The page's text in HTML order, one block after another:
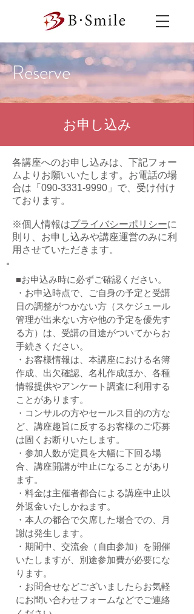
Reserve
お申し込み
各講座へのお申し込みは、下記フォー
ムよりお願いいたします。お電話の場
合は「090-3331-9990」で、受け付け
ております。
​※個人情報はプライバシーポリシーに
則り、お申し込みや講座運営のみに利
用させていただきます。
■お申込み時に必ずご確認ください。
・お申込時点で、ご自身の予定と受講
日の調整がつかない方（スケジュール
管理が出来ない方や他の予定を優先す
る方）は、受講の目途がついてからお
手続きください。
・お客様情報は、本講座における名簿
作成、出欠確認、名札作成ほか、各種
情報提供やアンケート調査に利用する
ことがあります。
・コンサルの方やセールス目的の方な
ど、講座趣旨に反するお客様のご応募
は固くお断りいたします。
・参加人数が定員を大幅に下回る場
合、講座開講が中止になることがあり
ます。
・料金は主催者都合による講座中止以
外返金いたしかねます。
・本人の都合で欠席した場合での、月
謝は発生します。
・期間中、交流会（自由参加）を開催
いたしますが、別途参加費が必要にな
ります。
・お問合せなどございましたらお気軽
にお問い合わせフォームなどでご連絡